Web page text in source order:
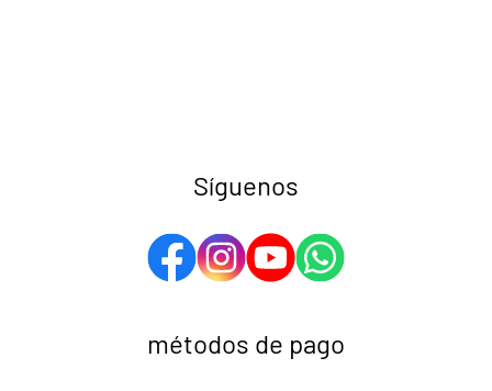
Síguenos
métodos de pago